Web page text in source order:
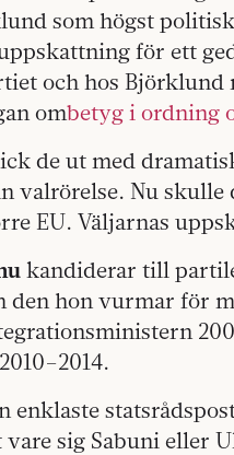
som högst
för ett
och hos Björklund
ombetyg i ordning
de ut med
valrörelse. Nu
EU. Väljarnas
kandiderar till
den hon vurmar för
enklaste
sig Sabuni eller